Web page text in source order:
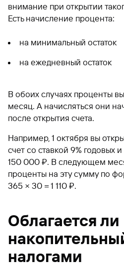
внимание при открытии
Есть начисление процента:
на минимальный остаток
на ежедневный остаток
В обоих случаях проценты
месяц. А начисляться они
после открытия счета.
Например, 1 октября вы
счет со ставкой 9% годовых
150 000 ₽. В следующем
проценты на эту сумму по
365 × 30 = 1 110 ₽.
Облагается ли
налогами